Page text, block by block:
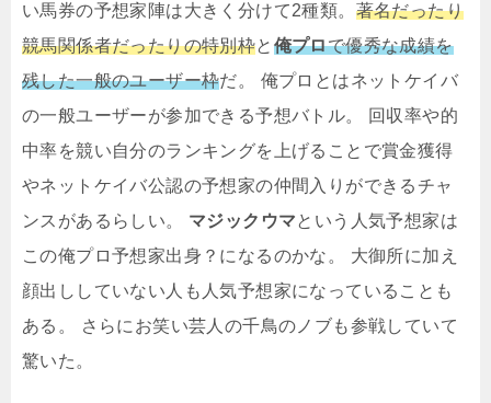
い馬券の予想家陣は大きく分けて2種類。 著名だったり
競馬関係者だったりの特別枠と 俺プロで優秀な成績を
残した一般のユーザー枠だ。 俺プロとはネットケイバ
の一般ユーザーが参加できる予想バトル。 回収率や的
中率を競い自分のランキングを上げることで賞金獲得
やネットケイバ公認の予想家の仲間入りができるチャ
ンスがあるらしい。
マジックウマという人気予想家は
この俺プロ予想家出身？になるのかな。 大御所に加え
顔出ししていない人も人気予想家になっていることも
ある。 さらにお笑い芸人の千鳥のノブも参戦していて
驚いた。